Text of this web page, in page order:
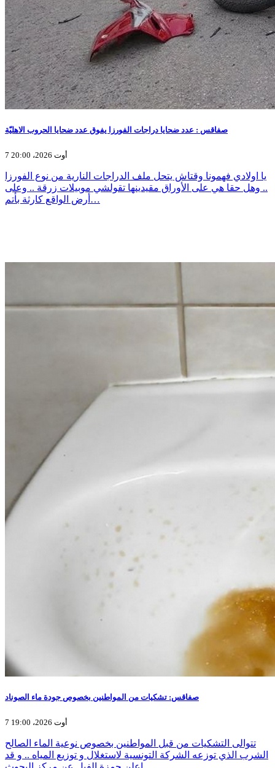
صفاقس : عدد ضحايا دراجات الفورزا يفوق عدد ضحايا الحروب الاهليّة
7 أوت 2026، 20:00
يا اولادي فهمونا وقتاش يتحل ملف الدراجات النارية من نوع الفورزا
.. وهل حقا هي على الأوراق مقيدينها تقولشي موبيلات زرقة .. وعلى
أرض الواقع كارثة بأتم…
صفاقس: تشكيات من المواطنين بخصوص جودة ماء الصوناد
7 أوت 2026، 19:00
تتوالى التشكيات من قبل المواطنين بخصوص نوعية الماء الصالح
الشرب الذي توزعه الشركة التونسية لاستغلال و توزيع المياه .. و قد